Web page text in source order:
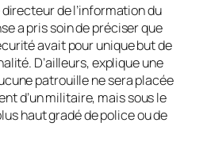
de l’information du
a pris soin de préciser que
avait pour unique but de
D’ailleurs, explique une
patrouille ne sera placée
d’un militaire, mais sous le
haut gradé de police ou de